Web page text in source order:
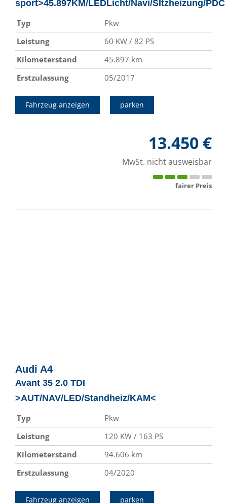
sport>45.897KM/LEDLicht/Navi/SItzheizung/PDC
Typ
Pkw
Leistung
60 KW / 82 PS
Kilometerstand
45.897 km
Erstzulassung
05/2017
Fahrzeug anzeigen parken
13.450 €
MwSt. nicht ausweisbar
fairer Preis
Audi A4
Avant 35 2.0 TDI
>AUT/NAV/LED/Standheiz/KAM<
Typ
Pkw
Leistung
120 KW / 163 PS
Kilometerstand
94.606 km
Erstzulassung
04/2020
Fahrzeug anzeigen parken